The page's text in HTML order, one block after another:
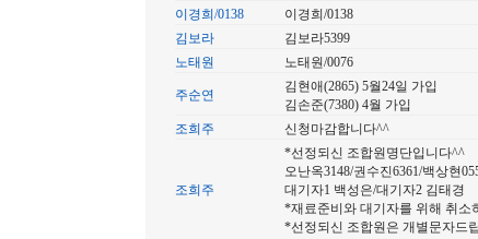
이경희/0138
이경희/0138
김보라
김보라5399
노태원
노태원/0076
주순연
김현애(2865) 5월24일 가입
김손준(7380) 4월 가입
조희주 신청마감합니다^^
조희주
*선정되신 조합원명단입니다^^
오난옥3148/권수진6361/백상현
대기자1 백성은/대기자2 김태경
*재료준비와 대기자를 위해 취소
*선정되신 조합원은 개별문자드